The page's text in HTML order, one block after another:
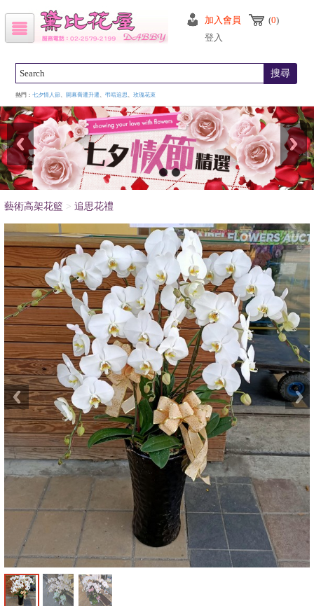
加入會員
登入
(0)
搜尋
熱門：七夕情人節、 開幕喬遷升遷 、弔唁追思、玫瑰花束
藝術高架花籃 > 追思花禮